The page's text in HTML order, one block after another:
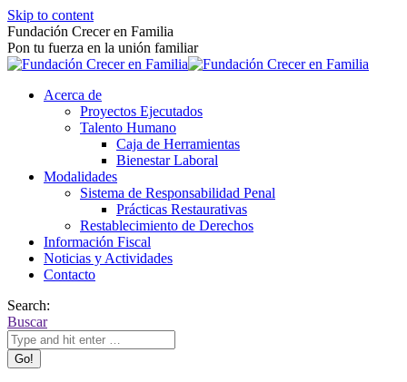
Skip to content
Fundación Crecer en Familia
Pon tu fuerza en la unión familiar
Acerca de
Proyectos Ejecutados
Talento Humano
Caja de Herramientas
Bienestar Laboral
Modalidades
Sistema de Responsabilidad Penal
Prácticas Restaurativas
Restablecimiento de Derechos
Información Fiscal
Noticias y Actividades
Contacto
Search:
Buscar